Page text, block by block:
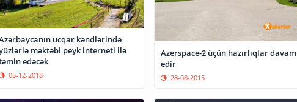
ucqar kəndlərində
məktəbi peyk interneti ilə
edəcək
05-12-2018
Azerspace-2 üçün hazırlıqlar davam
edir
28-08-2015